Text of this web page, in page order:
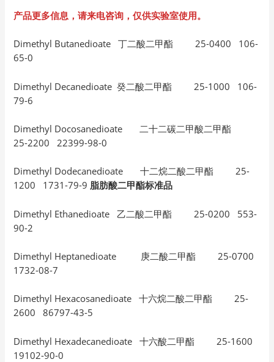
产品更多信息，请来电咨询，仅供实验室使用。
Dimethyl Butanedioate 丁二酸二甲酯 25-0400 106-
65-0
Dimethyl Decanedioate 癸二酸二甲酯 25-1000 106-
79-6
Dimethyl Docosanedioate 二十二碳二甲酸二甲酯
25-2200 22399-98-0
Dimethyl Dodecanedioate 十二烷二酸二甲酯 25-
1200 1731-79-9 脂肪酸二甲酯标准品
Dimethyl Ethanedioate 乙二酸二甲酯 25-0200 553-
90-2
Dimethyl Heptanedioate 庚二酸二甲酯 25-0700
1732-08-7
Dimethyl Hexacosanedioate 十六烷二酸二甲酯 25-
2600 86797-43-5
Dimethyl Hexadecanedioate 十六酸二甲酯 25-1600
19102-90-0